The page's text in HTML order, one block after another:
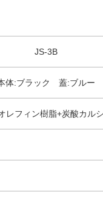
JS-3B
体:ブラック 蓋:ブルー
レフィン樹脂+炭酸カル